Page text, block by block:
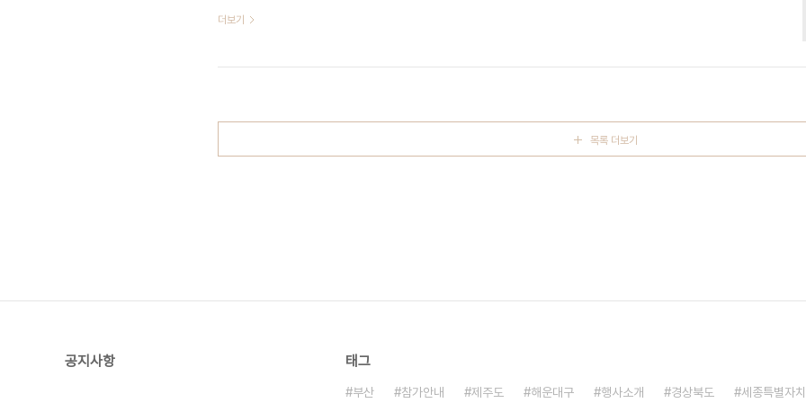
화려한 볼거리를 즐길 수 있다. 또한 중앙무대에서는 다양한 문화공연과 관광객 참여형 체험 프로그램이 상
광 산업의 경쟁력을 높이는 동시에 지역 경제 활성화에도 크..
더보기
목록 더보기
공지사항 태그
부산 참가안내 제주도 해운대구 행사소개 경상북도 세종특별자